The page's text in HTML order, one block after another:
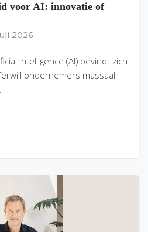
voor AI: innovatie of
2026
Intelligence (AI) bevindt zich
ondernemers massaal